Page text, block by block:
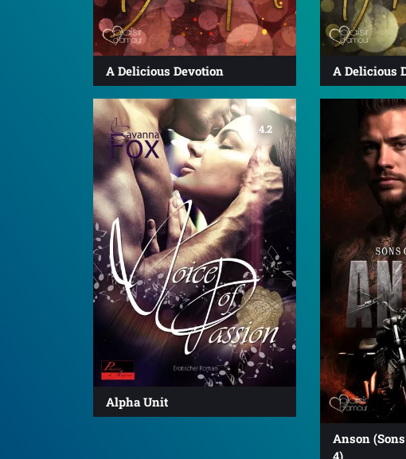
A Delicious Devotion A Delicious
4.2
Alpha Unit
Anson
4)